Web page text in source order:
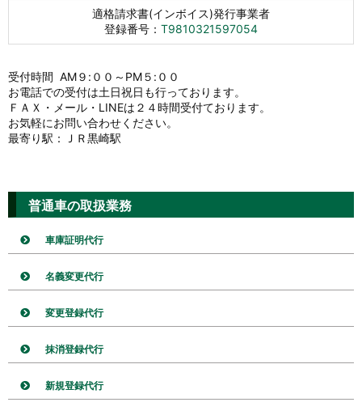
適格請求書(インボイス)発行事業者
登録番号： T9810321597054
受付時間 AM９:００～PM５:００
お電話での受付は土日祝日も行っております。
ＦＡＸ・メール・LINEは２４時間受付ております。
お気軽にお問い合わせください。
最寄り駅：ＪＲ黒崎駅
普通車の取扱業務
車庫証明代行
名義変更代行
変更登録代行
抹消登録代行
新規登録代行